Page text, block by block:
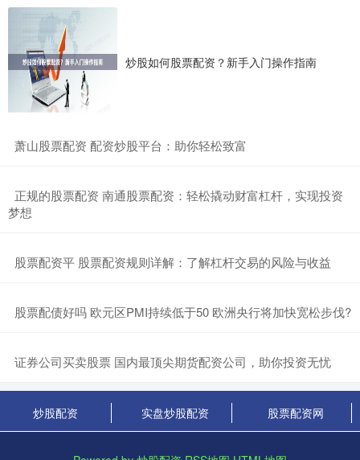
炒股如何股票配资？新手入门操作指南
​萧山股票配资 配资炒股平台：助你轻松致富
​正规的股票配资 南通股票配资：轻松撬动财富杠杆，实现投资
梦想
​股票配资平 股票配资规则详解：了解杠杆交易的风险与收益
​股票配债好吗 欧元区PMI持续低于50 欧洲央行将加快宽松步伐?
​证券公司买卖股票 国内最顶尖期货配资公司，助你投资无忧
炒股配资 实盘炒股配资 股票配资网